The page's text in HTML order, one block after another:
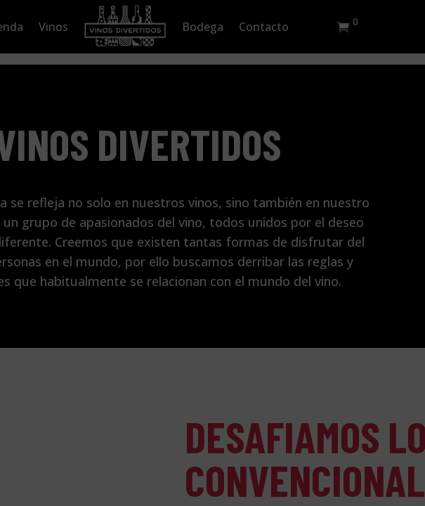
0
Vinos Bodega Contacto
DIVERTIDOS
se refleja no solo en nuestros vinos, sino también en nuestro
un grupo de apasionados del vino, todos unidos por el deseo
Creemos que existen tantas formas de disfrutar del
en el mundo, por ello buscamos derribar las reglas y
que habitualmente se relacionan con el mundo del vino.
DESAFIAMOS LO
CONVENCIONAL